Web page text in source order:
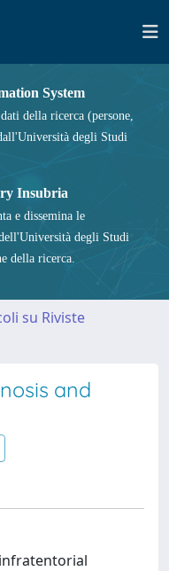
System
della ricerca (persone,
degli Studi
Insubria
e dissemina le
degli Studi
della ricerca.
su Riviste
and